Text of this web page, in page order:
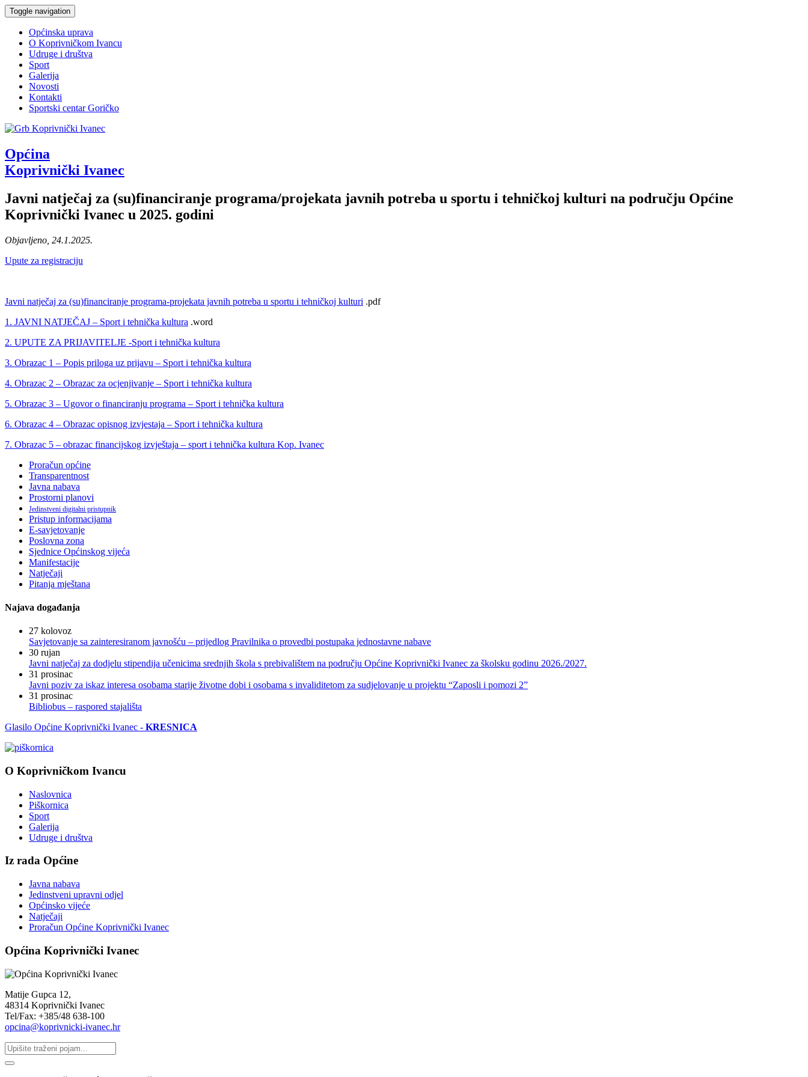
Toggle navigation
Općinska uprava
O Koprivničkom Ivancu
Udruge i društva
Sport
Galerija
Novosti
Kontakti
Sportski centar Goričko
Općina
Koprivnički Ivanec
Javni natječaj za (su)financiranje programa/projekata javnih potreba u sportu i tehničkoj kulturi na području Općine
Koprivnički Ivanec u 2025. godini
Objavljeno, 24.1.2025.
Upute za registraciju
Javni natječaj za (su)financiranje programa-projekata javnih potreba u sportu i tehničkoj kulturi .pdf
1. JAVNI NATJEČAJ – Sport i tehnička kultura .word
2. UPUTE ZA PRIJAVITELJE -Sport i tehnička kultura
3. Obrazac 1 – Popis priloga uz prijavu – Sport i tehnička kultura
4. Obrazac 2 – Obrazac za ocjenjivanje – Sport i tehnička kultura
5. Obrazac 3 – Ugovor o financiranju programa – Sport i tehnička kultura
6. Obrazac 4 – Obrazac opisnog izvjestaja – Sport i tehnička kultura
7. Obrazac 5 – obrazac financijskog izvještaja – sport i tehnička kultura Kop. Ivanec
Proračun općine
Transparentnost
Javna nabava
Prostorni planovi
Jedinstveni digitalni pristupnik
Pristup informacijama
E-savjetovanje
Poslovna zona
Sjednice Općinskog vijeća
Manifestacije
Natječaji
Pitanja mještana
Najava događanja
27 kolovoz
Savjetovanje sa zainteresiranom javnošću – prijedlog Pravilnika o provedbi postupaka jednostavne nabave
30 rujan
Javni natječaj za dodjelu stipendija učenicima srednjih škola s prebivalištem na području Općine Koprivnički Ivanec za školsku godinu 2026./2027.
31 prosinac
Javni poziv za iskaz interesa osobama starije životne dobi i osobama s invaliditetom za sudjelovanje u projektu “Zaposli i pomozi 2”
31 prosinac
Bibliobus – raspored stajališta
Glasilo Općine Koprivnički Ivanec - KRESNICA
O Koprivničkom Ivancu
Naslovnica
Piškornica
Sport
Galerija
Udruge i društva
Iz rada Općine
Javna nabava
Jedinstveni upravni odjel
Općinsko vijeće
Natječaji
Proračun Općine Koprivnički Ivanec
Općina Koprivnički Ivanec
Matije Gupca 12,
48314 Koprivnički Ivanec
Tel/Fax: +385/48 638-100
opcina@koprivnicki-ivanec.hr